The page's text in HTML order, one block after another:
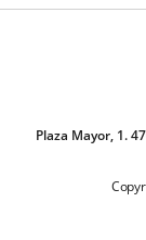
Plaza Mayor, 1.